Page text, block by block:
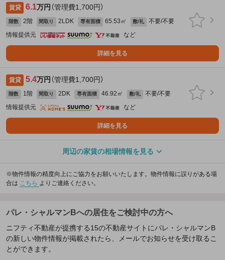
賃貸 6.1万円 （管理費1,700円）
階数 2階 間取り 2LDK 専有面積 65.53㎡ 敷/礼
不要/不要
情報提供元
など
詳細を見る
賃貸 5.4万円 （管理費1,700円）
階数 1階 間取り 2DK 専有面積 46.92㎡ 敷/礼
不要/不要
情報提供元
など
詳細を見る
周辺の家賃の相場情報を見る
※物件情報の精度向上にご協力をお願いいたします。物件情報に誤りがある場
合は こちら よりご連絡ください。
パレ・シャルマンBへの居住をご検討中の方へ
ニフティ不動産が提携する15の不動産サイトにパレ・シャルマンB
の新しい物件情報が掲載されたら、メールでお知らせを受け取るこ
とができます。